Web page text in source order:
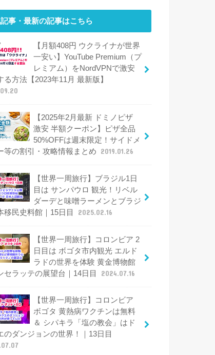
記事・最新の記事はこちら
【月額408円 ウクライナが世界
一安い】YouTube Premium（プ
レミアム）をNordVPNで激安
る方法【2023年11月 最新版】
【2025年2月最新 ドミノピザ
激安 半額クーポン】ピザ全品
50%OFFは週末限定！サイドメ
等の割引・攻略情報まとめ
2019.01.26
【世界一周旅行】ブラジル1日
目は サンパウロ 観光！リベル
ダーデと味噌ラーメンとブラジ
移民史料館｜15日目
2025.02.16
【世界一周旅行】コロンビア 2
日目は ボゴタ市内観光 エルド
ラドの世界を体験 黄金博物館
セラッテの展望台｜14日目
2024.07.16
【世界一周旅行】コロンビア
ボゴタ 黄熱病ワクチンは無料
＆ シパキラ「塩の教会」はド
のダンジョンの世界！｜13日目